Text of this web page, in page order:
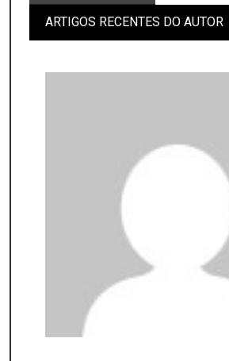
ARTIGOS RECENTES DO AUTOR